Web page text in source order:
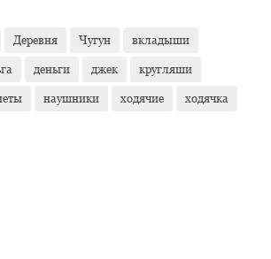
Деревня Чугун вкладыши
деньги джек кругляши
наушники ходячие ходячка